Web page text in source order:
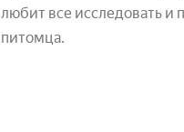
любит все исследовать и
питомца.